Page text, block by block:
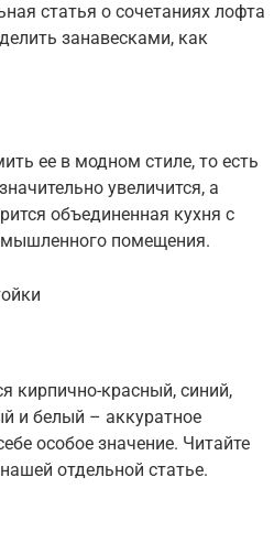
статья о сочетаниях лофта
занавесками, как
ее в модном стиле, то есть
увеличится, а
объединенная кухня с
помещения.
красный, синий,
и белый – аккуратное
особое значение. Читайте
отдельной статье.